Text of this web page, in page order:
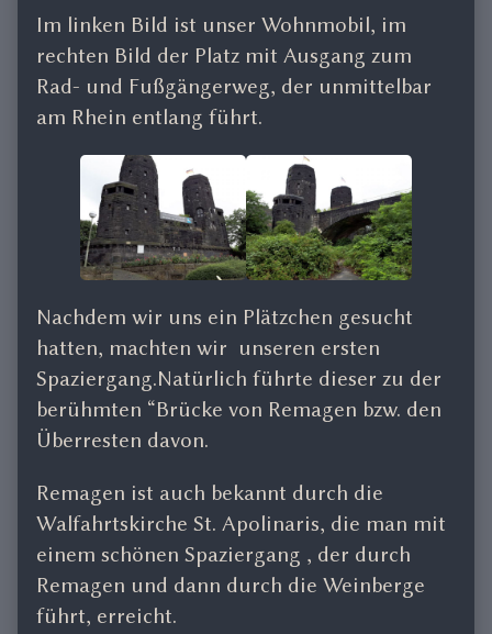
Im linken Bild ist unser Wohnmobil, im
rechten Bild der Platz mit Ausgang zum
Rad- und Fußgängerweg, der unmittelbar
am Rhein entlang führt.
Nachdem wir uns ein Plätzchen gesucht
hatten, machten wir unseren ersten
Spaziergang.Natürlich führte dieser zu der
berühmten “Brücke von Remagen bzw. den
Überresten davon.
Remagen ist auch bekannt durch die
Walfahrtskirche St. Apolinaris, die man mit
einem schönen Spaziergang , der durch
Remagen und dann durch die Weinberge
führt, erreicht.